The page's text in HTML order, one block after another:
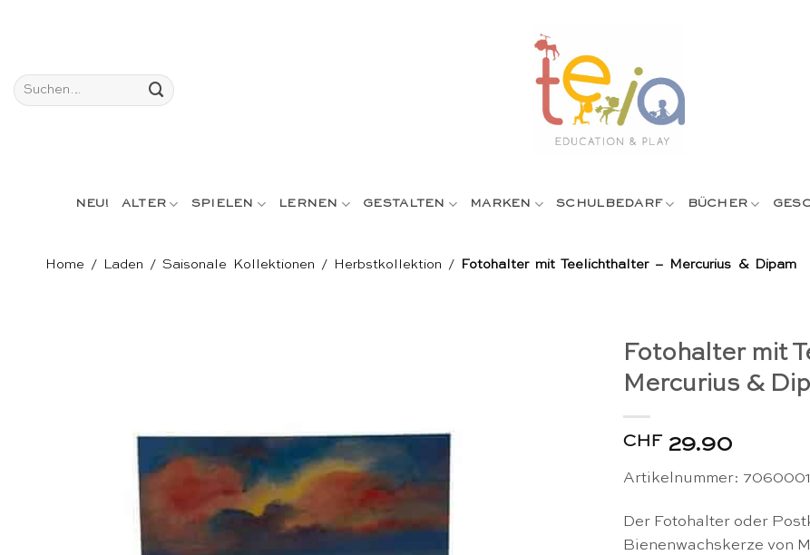
Suchen
nach:
NEU! ALTER SPIELEN LERNEN GESTALTEN MARKEN SCHULBEDARF BÜCHER
Home / Laden / Saisonale Kollektionen / Herbstkollektion / Fotohalter mit Teelichthalter – Mercurius & Dipam
Fotohalter mit
Mercurius &
CHF 29.90
Artikelnummer:
Der Fotohalter oder
Bienenwachskerze von